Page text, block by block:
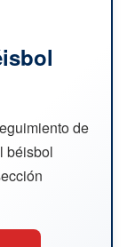
de
béisbol